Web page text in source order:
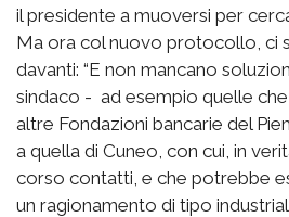
il presidente a muoversi per
Ma ora col nuovo protocollo, ci
davanti: “E non mancano
sindaco - ad esempio quelle
altre Fondazioni bancarie del
a quella di Cuneo, con cui, in
corso contatti, e che potrebbe
un ragionamento di tipo